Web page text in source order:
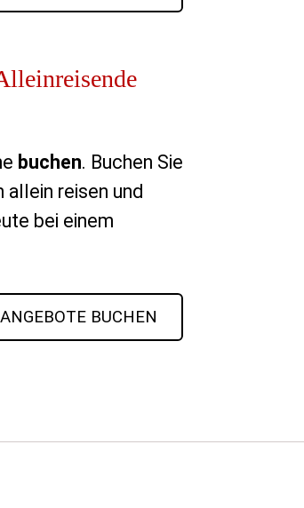
buchen. Buchen Sie
allein reisen und
bei einem
ANGEBOTE BUCHEN